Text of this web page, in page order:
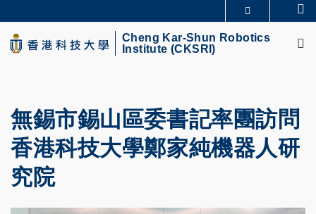
to
main
content
UNIVERSITY NEWS
ACADEMIC DEPARTMENTS A-Z
LIFE@HKUST
LIBRARY
Cheng Kar-Shun Robotics
Institute (CKSRI)
無錫市錫山區委書記率團訪問
香港科技大學鄭家純機器人研
究院